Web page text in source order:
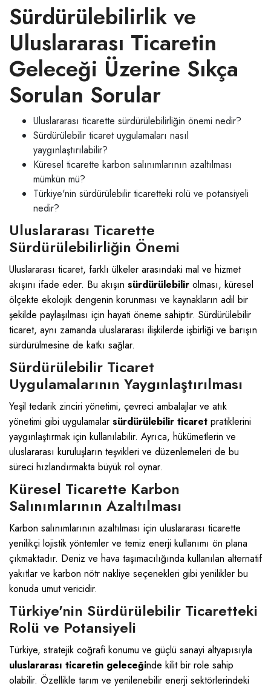
Sürdürülebilirlik ve
Uluslararası Ticaretin
Geleceği Üzerine Sıkça
Sorulan Sorular
Uluslararası ticarette sürdürülebilirliğin önemi nedir?
Sürdürülebilir ticaret uygulamaları nasıl
yaygınlaştırılabilir?
Küresel ticarette karbon salınımlarının azaltılması
mümkün mü?
Türkiye'nin sürdürülebilir ticaretteki rolü ve potansiyeli
nedir?
Uluslararası Ticarette
Sürdürülebilirliğin Önemi
Uluslararası ticaret, farklı ülkeler arasındaki mal ve hizmet
akışını ifade eder. Bu akışın sürdürülebilir olması, küresel
ölçekte ekolojik dengenin korunması ve kaynakların adil bir
şekilde paylaşılması için hayati öneme sahiptir. Sürdürülebilir
ticaret, aynı zamanda uluslararası ilişkilerde işbirliği ve barışın
sürdürülmesine de katkı sağlar.
Sürdürülebilir Ticaret
Uygulamalarının Yaygınlaştırılması
Yeşil tedarik zinciri yönetimi, çevreci ambalajlar ve atık
yönetimi gibi uygulamalar sürdürülebilir ticaret pratiklerini
yaygınlaştırmak için kullanılabilir. Ayrıca, hükümetlerin ve
uluslararası kuruluşların teşvikleri ve düzenlemeleri de bu
süreci hızlandırmakta büyük rol oynar.
Küresel Ticarette Karbon
Salınımlarının Azaltılması
Karbon salınımlarının azaltılması için uluslararası ticarette
yenilikçi lojistik yöntemler ve temiz enerji kullanımı ön plana
çıkmaktadır. Deniz ve hava taşımacılığında kullanılan alternatif
yakıtlar ve karbon nötr nakliye seçenekleri gibi yenilikler bu
konuda umut vericidir.
Türkiye'nin Sürdürülebilir Ticaretteki
Rolü ve Potansiyeli
Türkiye, stratejik coğrafi konumu ve güçlü sanayi altyapısıyla
uluslararası ticaretin geleceğinde kilit bir role sahip
olabilir. Özellikle tarım ve yenilenebilir enerji sektörlerindeki